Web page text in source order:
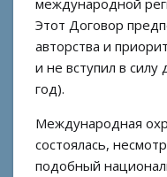
международной
Этот Договор
авторства и
и не вступил в
год).
Международная
состоялась,
подобный